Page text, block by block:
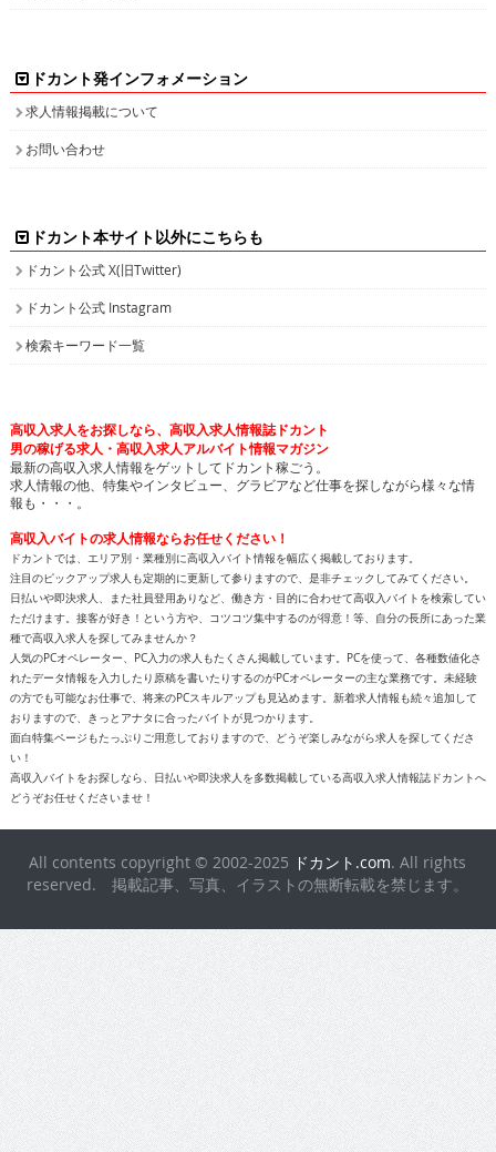
ドカント発インフォメーション
求人情報掲載について
お問い合わせ
ドカント本サイト以外にこちらも
ドカント公式 X(旧Twitter)
ドカント公式 Instagram
検索キーワード一覧
高収入求人をお探しなら、高収入求人情報誌ドカント
男の稼げる求人・高収入求人アルバイト情報マガジン
最新の高収入求人情報をゲットしてドカント稼ごう。
求人情報の他、特集やインタビュー、グラビアなど仕事を探しながら様々な情
報も・・・。
高収入バイトの求人情報ならお任せください！
ドカントでは、エリア別・業種別に高収入バイト情報を幅広く掲載しております。
注目のピックアップ求人も定期的に更新して参りますので、是非チェックしてみてください。
日払いや即決求人、また社員登用ありなど、働き方・目的に合わせて高収入バイトを検索してい
ただけます。接客が好き！という方や、コツコツ集中するのが得意！等、自分の長所にあった業
種で高収入求人を探してみませんか？
人気のPCオペレーター、PC入力の求人もたくさん掲載しています。PCを使って、各種数値化さ
れたデータ情報を入力したり原稿を書いたりするのがPCオペレーターの主な業務です。未経験
の方でも可能なお仕事で、将来のPCスキルアップも見込めます。新着求人情報も続々追加して
おりますので、きっとアナタに合ったバイトが見つかります。
面白特集ページもたっぷりご用意しておりますので、どうぞ楽しみながら求人を探してくださ
い！
高収入バイトをお探しなら、日払いや即決求人を多数掲載している高収入求人情報誌ドカントへ
どうぞお任せくださいませ！
All contents copyright © 2002-2025 ドカント.com. All rights
reserved. 掲載記事、写真、イラストの無断転載を禁じます。